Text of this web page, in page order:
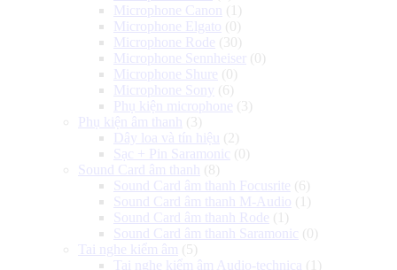
Microphone Canon
(1)
Microphone Elgato (0)
Microphone Rode (30)
Microphone Sennheiser
(0)
Microphone Shure (0)
Microphone Sony (6)
Phụ kiện microphone (3)
Phụ kiện âm thanh
(3)
Dây loa và tín hiệu
(2)
Sạc + Pin Saramonic (0)
Sound Card âm thanh
(8)
Sound Card âm thanh Focusrite (6)
Sound Card âm thanh M-Audio (1)
Sound Card âm thanh Rode (1)
Sound Card âm thanh Saramonic (0)
Tai nghe kiểm âm (5)
Tai nghe kiểm âm Audio-technica (1)